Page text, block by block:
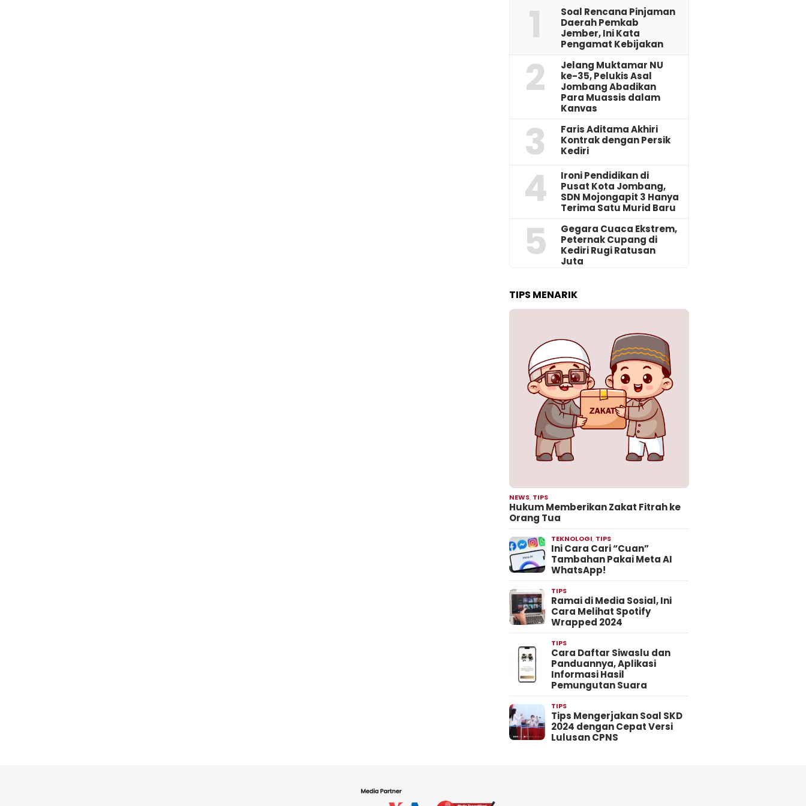
1
‎Soal Rencana Pinjaman
Daerah Pemkab
Jember, Ini Kata
Pengamat Kebijakan ‎
2
Jelang Muktamar NU
ke-35, Pelukis Asal
Jombang Abadikan
Para Muassis dalam
Kanvas
3
Faris Aditama Akhiri
Kontrak dengan Persik
Kediri
4
Ironi Pendidikan di
Pusat Kota Jombang,
SDN Mojongapit 3 Hanya
Terima Satu Murid Baru
5
‎Gegara Cuaca Ekstrem,
Peternak Cupang di
Kediri Rugi Ratusan
Juta
TIPS MENARIK
NEWS, TIPS
Hukum Memberikan Zakat Fitrah ke
Orang Tua
TEKNOLOGI, TIPS
Ini Cara Cari “Cuan”
Tambahan Pakai Meta AI
WhatsApp!
TIPS
Ramai di Media Sosial, Ini
Cara Melihat Spotify
Wrapped 2024
TIPS
Cara Daftar Siwaslu dan
Panduannya, Aplikasi
Informasi Hasil
Pemungutan Suara
TIPS
Tips Mengerjakan Soal SKD
2024 dengan Cepat Versi
Lulusan CPNS